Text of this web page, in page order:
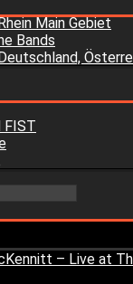
Main Gebiet
Bands
FIST